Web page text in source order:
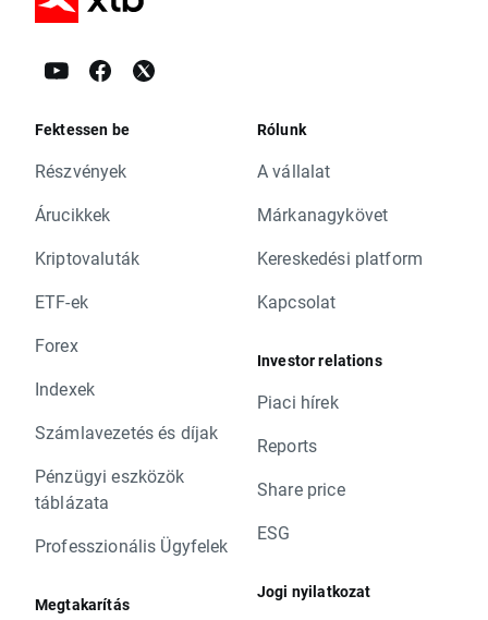
Fektessen be
Részvények
Árucikkek
Kriptovaluták
ETF-ek
Forex
Indexek
Számlavezetés és díjak
Pénzügyi eszközök
táblázata
Professzionális Ügyfelek
Megtakarítás
Rólunk
A vállalat
Márkanagykövet
Kereskedési platform
Kapcsolat
Investor relations
Piaci hírek
Reports
Share price
ESG
Jogi nyilatkozat